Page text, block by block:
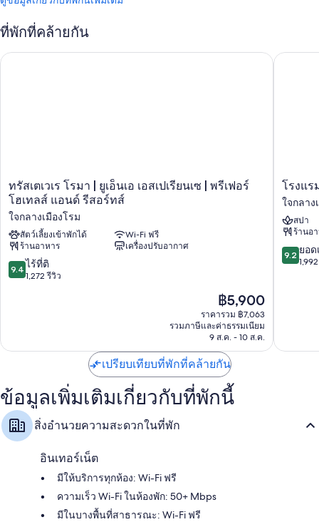
ที่พักที่คล้ายกัน
ทรัส
เต
เวเร
โรมา
|
ยูเอ็น
เอ
เอ
เฟอร์
ลส์
แอนด์
รี
สอร์ทส์
ใจกลาง
ทรัสเตเวเร โรมา | ยูเอ็นเอ เอสเปเรียนเซ | พรีเฟอร์
โฮเทลส์ แอนด์ รีสอร์ทส์
ใจกลางเมืองโรม
สัตว์เลี้ยงเข้าพักได้
Wi-Fi ฟรี
ร้านอาหาร
เครื่องปรับอากาศ
9.4
จาก
รีวิว
9.4 ไร้ที่ติ
1,272 รีวิว
ราคา
ปัจจุบัน
คือ
฿5,900
฿5,900
ราคารวม ฿7,063
รวมภาษีและค่าธรรมเนียม
9 ส.ค. - 10 ส.ค.
ทรัสเตเวเร โรมา | ยูเอ็นเอ เอสเปเรียนเซ | พรีเฟอร์ โฮเทลส์ แอน
โรงแรม
เดอะ
ไฮฟ์
ใจกลาง
เมือง
โรม
โรงแร
ใจกลาง
สปา
ร้านอ
9.2
จาก
9.2 ยอด
โรงแรม
เปรียบเทียบที่พักที่คล้ายกัน
ข้อมูลเพิ่มเติมเกี่ยวกับที่พักนี้
สิ่งอำนวยความสะดวกในที่พัก
อินเทอร์เน็ต
มีให้บริการทุกห้อง: Wi-Fi ฟรี
ความเร็ว Wi-Fi ในห้องพัก: 50+ Mbps
มีในบางพื้นที่สาธารณะ: Wi-Fi ฟรี